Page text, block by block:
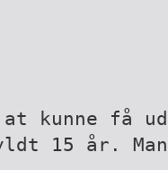
kunne få
15 år.